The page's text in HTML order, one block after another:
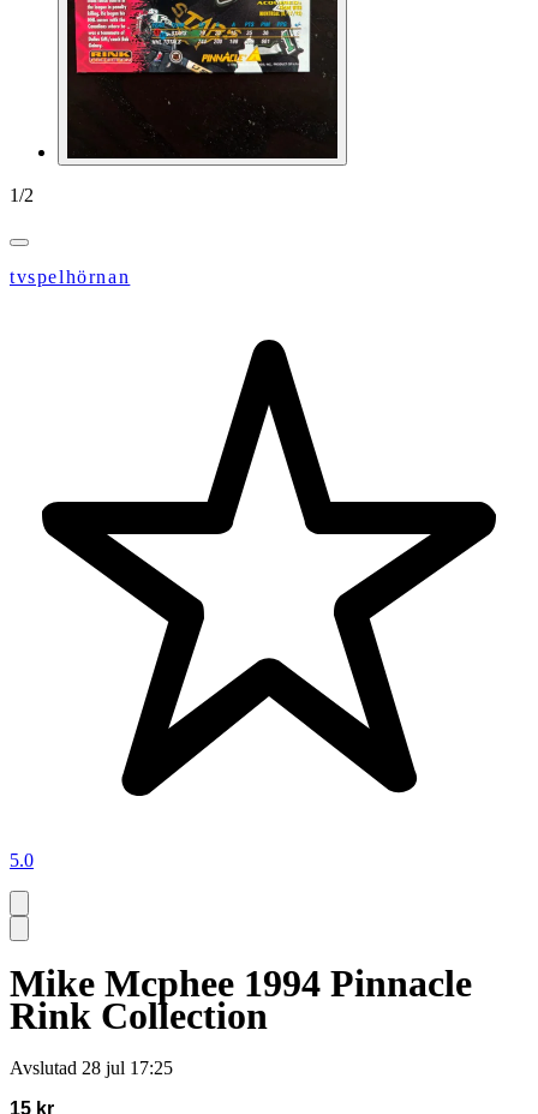
1/2
tvspelhörnan
5.0
Mike Mcphee 1994 Pinnacle
Rink Collection
Avslutad 28 jul 17:25
15 kr